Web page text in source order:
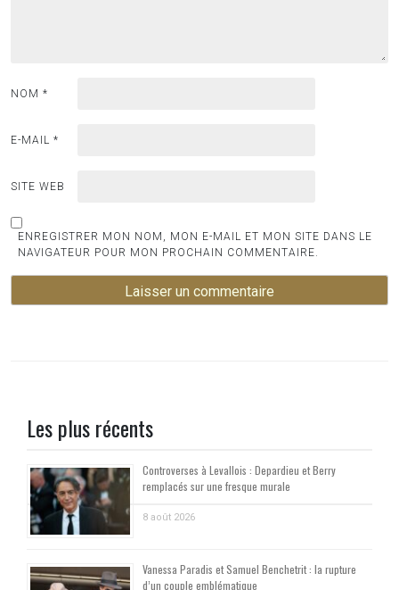
NOM *
E-MAIL *
SITE WEB
ENREGISTRER MON NOM, MON E-MAIL ET MON SITE DANS LE
NAVIGATEUR POUR MON PROCHAIN COMMENTAIRE.
Les plus récents
Controverses à Levallois : Depardieu et Berry
remplacés sur une fresque murale
8 août 2026
Vanessa Paradis et Samuel Benchetrit : la rupture
d’un couple emblématique